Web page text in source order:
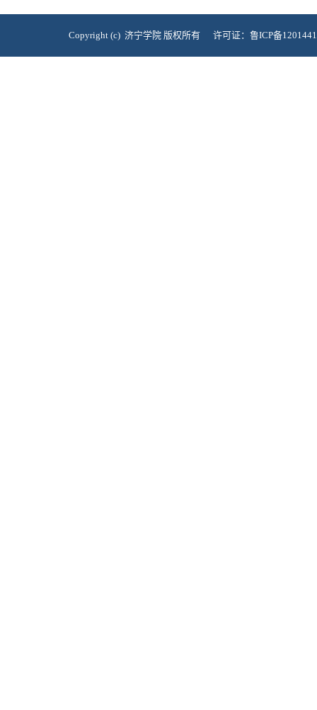
Copyright (c) 济宁学院 版权所有 许可证：鲁ICP备